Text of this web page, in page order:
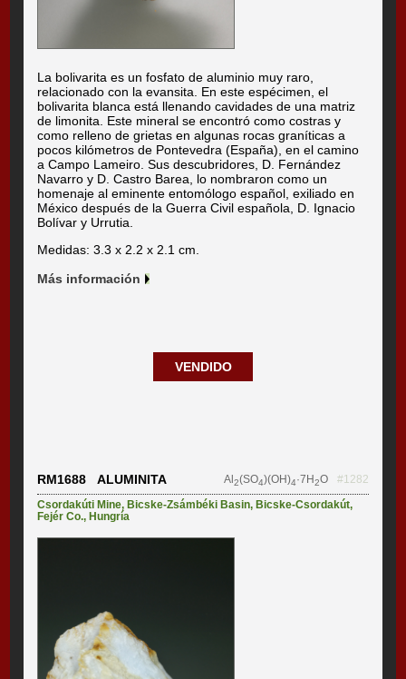
La bolivarita es un fosfato de aluminio muy raro,
relacionado con la evansita. En este espécimen, el
bolivarita blanca está llenando cavidades de una matriz
de limonita. Este mineral se encontró como costras y
como relleno de grietas en algunas rocas graníticas a
pocos kilómetros de Pontevedra (España), en el camino
a Campo Lameiro. Sus descubridores, D. Fernández
Navarro y D. Castro Barea, lo nombraron como un
homenaje al eminente entomólogo español, exiliado en
México después de la Guerra Civil española, D. Ignacio
Bolívar y Urrutia.
Medidas: 3.3 x 2.2 x 2.1 cm.
Más información
VENDIDO
RM1688 ALUMINITA Al 2(SO4)(OH)4·7H2O
#1282
Csordakúti Mine,Bicske-Zsámbéki Basin,Bicske-Csordakút,
Fejér Co.,Hungría